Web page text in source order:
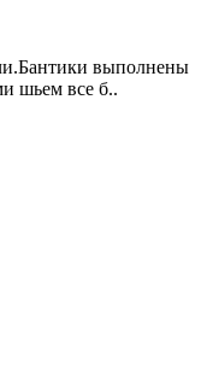
выполнены
шьем все б..